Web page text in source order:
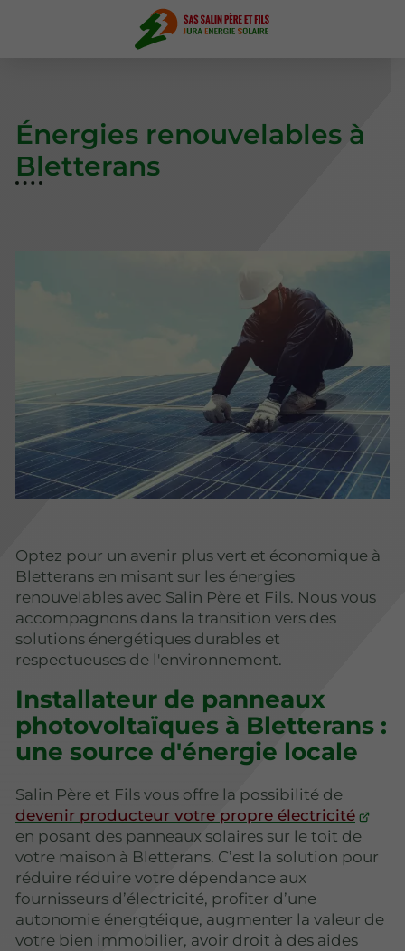
Énergies renouvelables à
Bletterans
Optez pour un avenir plus vert et économique à
Bletterans en misant sur les énergies
renouvelables avec Salin Père et Fils. Nous vous
accompagnons dans la transition vers des
solutions énergétiques durables et
respectueuses de l'environnement.
Installateur de panneaux
photovoltaïques à Bletterans :
une source d'énergie locale
Salin Père et Fils vous offre la possibilité de
devenir producteur votre propre électricité
en posant des panneaux solaires sur le toit de
votre maison à Bletterans. C’est la solution pour
réduire réduire votre dépendance aux
fournisseurs d’électricité, profiter d’une
autonomie énergtéique, augmenter la valeur de
votre bien immobilier, avoir droit à des aides